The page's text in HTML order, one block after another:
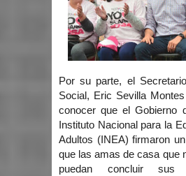
Por su parte, el
Social, Eric Sevilla
conocer que el Gobierno
Instituto Nacional para la
Adultos (INEA) firmaron
que las amas de casa que
puedan concluir sus